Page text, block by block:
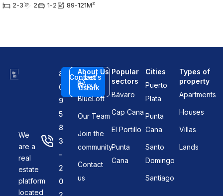
2-3 2 1-2 89-121M²
We
are a
real
estate
platform
located
8
0
9
5
8
3
-
2
0
Contact
us
Let's
talk
About Us
About
BlueLoft
Our Team
Join the
community
Contact
us
Popular
sectors
Bávaro
Cap Cana
El Portillo
Punta
Cana
Cities
Puerto
Plata
Punta
Cana
Santo
Domingo
Santiago
Types of
property
Apartments
Houses
Villas
Lands